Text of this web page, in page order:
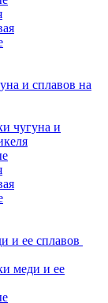
и сплавов на
чугуна и
и ее сплавов
меди и ее